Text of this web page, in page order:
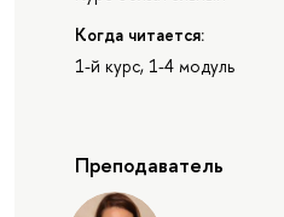
Когда читается:
1-й курс, 1-4 модуль
Преподаватель